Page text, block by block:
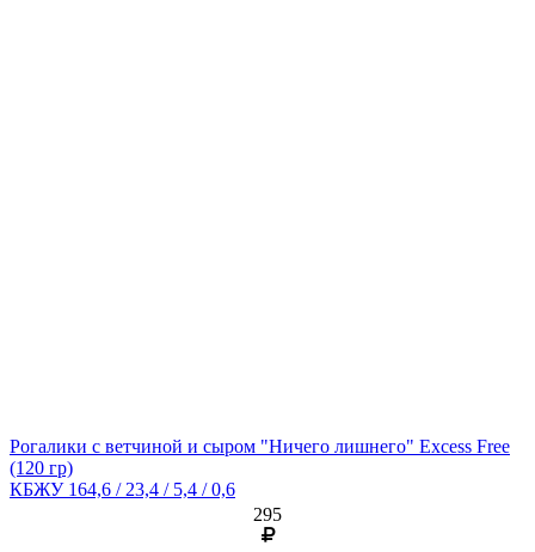
Рогалики с ветчиной и сыром "Ничего лишнего" Excess Free
(120 гр)
КБЖУ 164,6 / 23,4 / 5,4 / 0,6
295